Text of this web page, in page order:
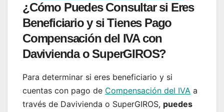
¿Cómo Puedes Consultar si Eres
Beneficiario y si Tienes Pago
Compensación del IVA con
Davivienda o SuperGIROS?
Para determinar si eres beneficiario y si
cuentas con pago de Compensación del IVA a
través de Davivienda o SuperGIROS, puedes